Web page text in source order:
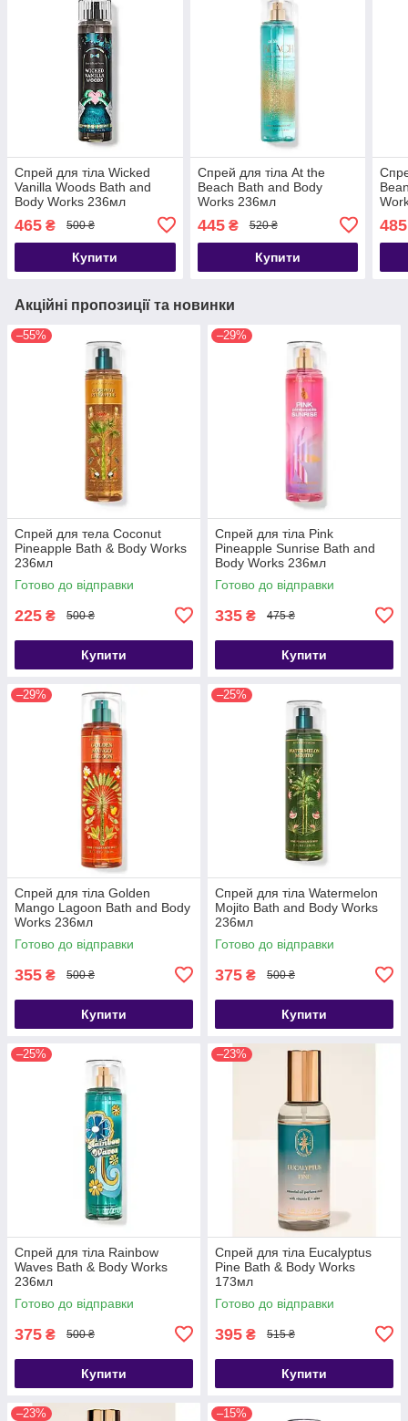
Спрей для тіла Wicked
Vanilla Woods Bath and
Body Works 236мл
465 ₴ 500 ₴
Купити
Спрей для тіла At the
Beach Bath and Body
Works 236мл
445₴ 520 ₴
Купити
485
Акційні пропозиції та новинки
–55%
Спрей для тела Coconut
Pineapple Bath & Body Works
236мл
Готово до відправки
225 ₴ 500 ₴
Купити
–29%
Спрей для тіла Pink
Pineapple Sunrise Bath and
Body Works 236мл
Готово до відправки
335 ₴ 475 ₴
Купити
–29%
Спрей для тіла Golden
Mango Lagoon Bath and Body
Works 236мл
Готово до відправки
355 ₴ 500 ₴
Купити
–25%
Спрей для тіла Watermelon
Mojito Bath and Body Works
236мл
Готово до відправки
375 ₴ 500 ₴
Купити
–25%
Спрей для тіла Rainbow
Waves Bath & Body Works
236мл
Готово до відправки
375 ₴ 500 ₴
Купити
–23%
Спрей для тіла Eucalyptus
Pine Bath & Body Works
173мл
Готово до відправки
395 ₴ 515 ₴
Купити
–23% –15%